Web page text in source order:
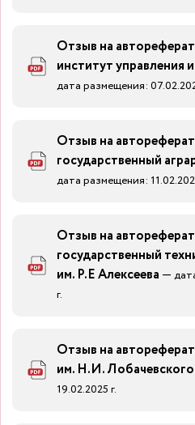
Отзыв на
институт управления
дата размещения:
Отзыв на
государственный
дата размещения:
Отзыв на
государственный
им. Р.Е Алексеева —
г.
Отзыв на
им. Н.И. Лобачевского
19.02.2025 г.